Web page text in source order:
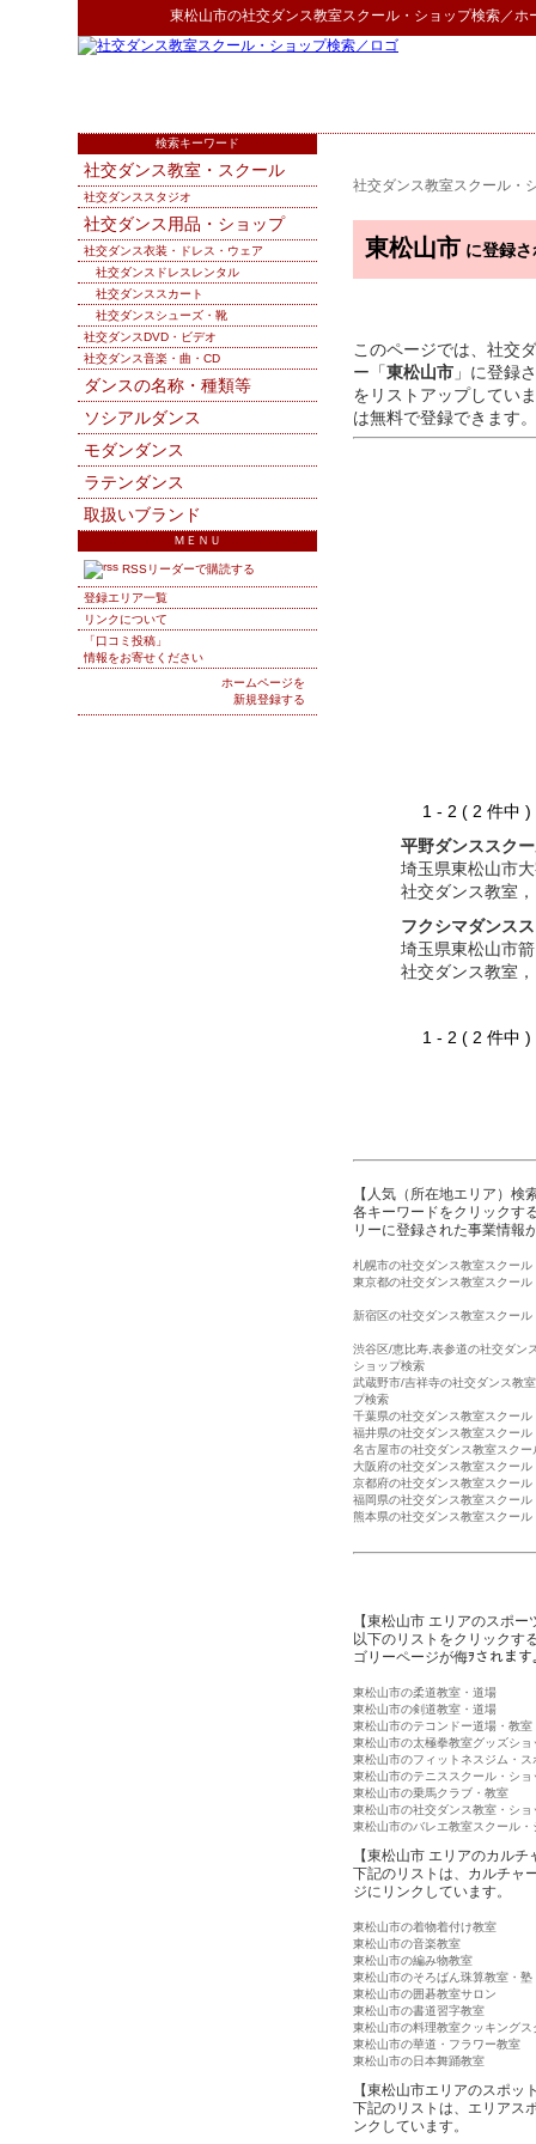
東松山市の社交ダンス教室スクール・ショップ検索／ホ
社交ダンス教室スクール・
東松山市 に登録
このページでは、社交
ー「東松山市 」に登録
をリストアップしてい
は無料で登録できます
1 - 2 ( 2 件
平野ダンススク
埼玉県東松山市
社交ダンス教室
フクシマダンス
埼玉県東松山市
社交ダンス教室
1 - 2 ( 2 件
【人気（所在地エリア）検
各キーワードをクリックす
リーに登録された事業情報
札幌市の社交ダンス教室スクール
東京都の社交ダンス教室スクール
新宿区の社交ダンス教室スクール
渋谷区/恵比寿,表参道の社交ダン
ショップ検索
武蔵野市/吉祥寺の社交ダンス教
プ検索
千葉県の社交ダンス教室スクール
福井県の社交ダンス教室スクール
名古屋市の社交ダンス教室スク
大阪府の社交ダンス教室スクー
京都府の社交ダンス教室スクール
福岡県の社交ダンス教室スクール
熊本県の社交ダンス教室スクール
【東松山市 エリアのスポ
以下のリストをクリックす
ゴリーページが侮ｦされます
東松山市の柔道教室・道場
東松山市の剣道教室・道場
東松山市のテコンドー道場・教室
東松山市の太極拳教室グッズショ
東松山市のフィットネスジム・ス
東松山市のテニススクール・ショ
東松山市の乗馬クラブ・教室
東松山市の社交ダンス教室・ショ
東松山市のバレエ教室スクール・
【東松山市 エリアのカル
下記のリストは、カルチャ
ジにリンクしています。
東松山市の着物着付け教室
東松山市の音楽教室
東松山市の編み物教室
東松山市のそろばん珠算教室・塾
東松山市の囲碁教室サロン
東松山市の書道習字教室
東松山市の料理教室クッキングス
東松山市の華道・フラワー教室
東松山市の日本舞踊教室
【東松山市エリアのスポッ
下記のリストは、エリアス
ンクしています。
検索キーワード
社交ダンス教室・スクール
社交ダンススタジオ
社交ダンス用品・ショップ
社交ダンス衣装・ドレス・ウェア
社交ダンスドレスレンタル
社交ダンススカート
社交ダンスシューズ・靴
社交ダンスDVD・ビデオ
社交ダンス音楽・曲・CD
ダンスの名称・種類等
ソシアルダンス
モダンダンス
ラテンダンス
取扱いブランド
ＭＥＮＵ
RSSリーダーで購読する
登録エリア一覧
リンクについて
「口コミ投稿」
情報をお寄せください
ホームページを
新規登録する